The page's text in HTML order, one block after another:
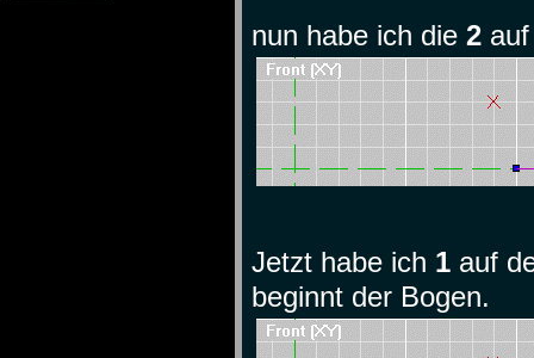
nun habe ich die 2
Jetzt habe ich 1 auf
beginnt der Bogen.